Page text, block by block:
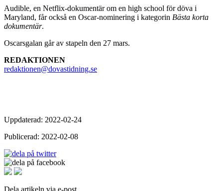
Audible, en Netflix-dokumentär om en high school för döva i
Maryland, får också en Oscar-nominering i kategorin Bästa korta
dokumentär.
Oscarsgalan går av stapeln den 27 mars.
REDAKTIONEN
redaktionen@dovastidning.se
Uppdaterad: 2022-02-24
Publicerad: 2022-02-08
Dela artikeln via e-post.